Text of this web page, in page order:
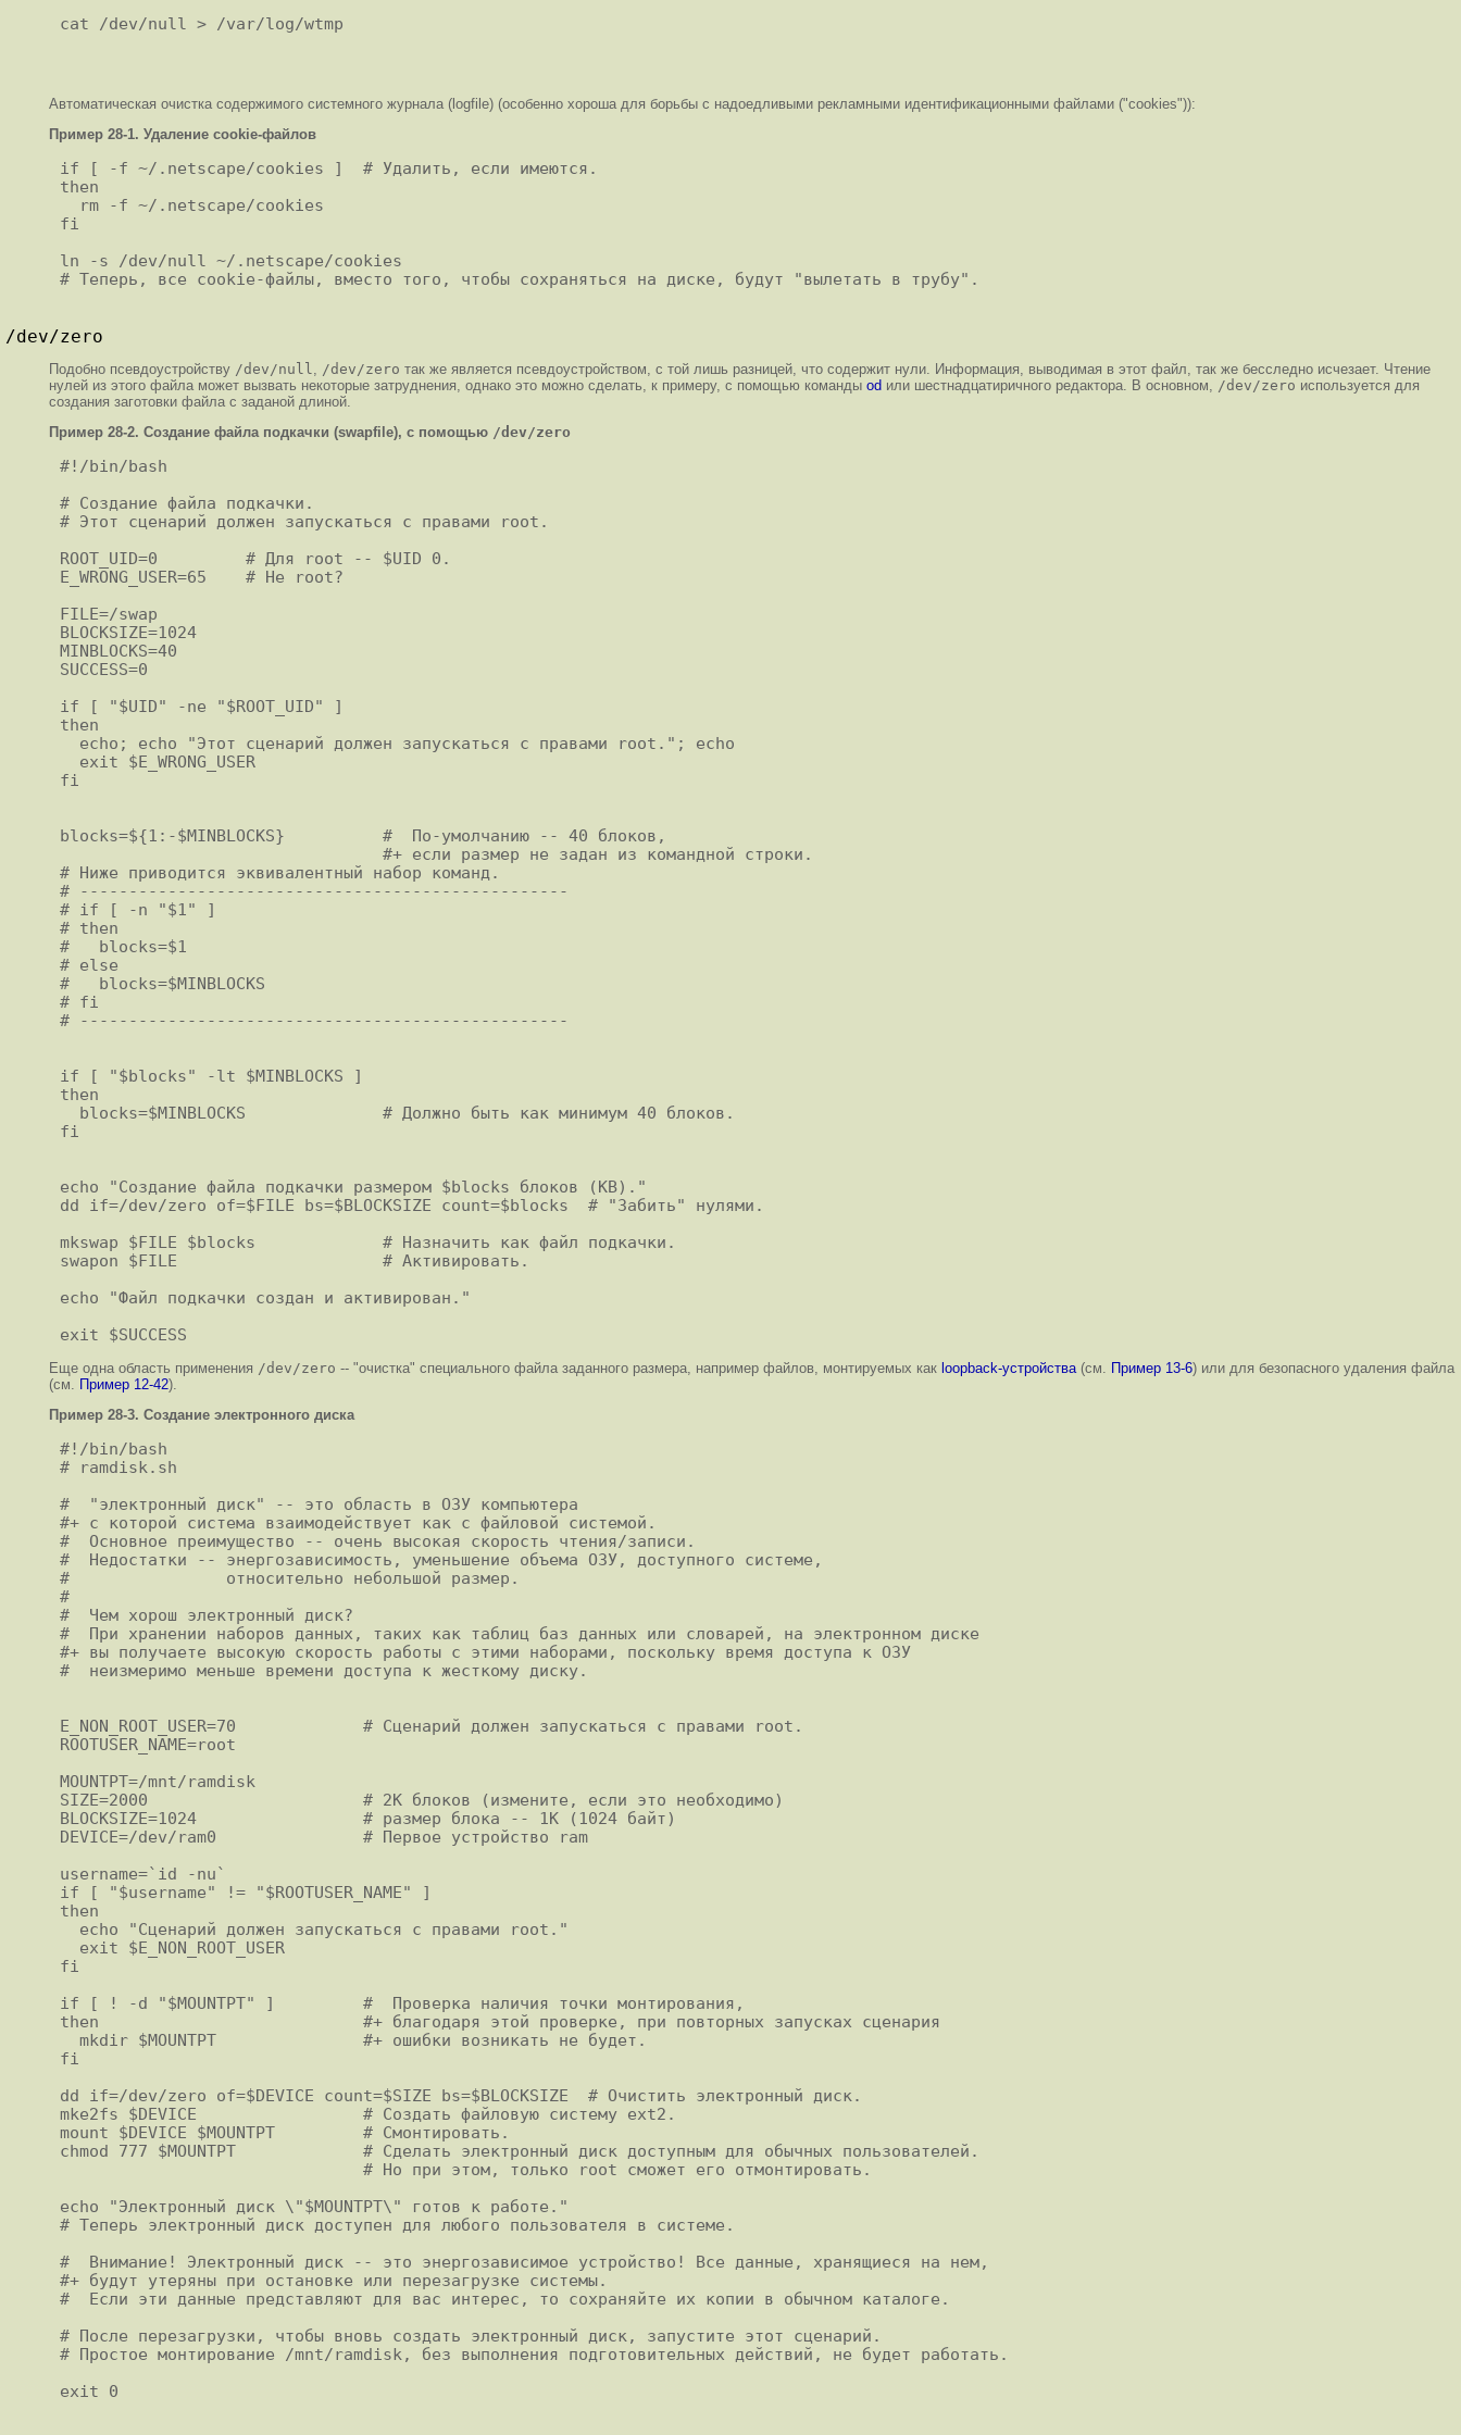
Автоматическая очистка содержимого системного журнала (logfile) (особенно хороша для борьбы с надоедливыми рекламными идентификационными файлами ("cookies")):
Пример 28-1. Удаление cookie-файлов
if [ -f ~/.netscape/cookies ]  # Удалить, если имеются.
then
fi
ln -s /dev/null ~/.netscape/cookies
/dev/zero
Подобно псевдоустройству /dev/null, /dev/zero так же является псевдоустройством, с той лишь разницей, что содержит нули. Информация, выводимая в этот файл, так же бесследно исчезает. Чтение
нулей из этого файла может вызвать некоторые затруднения, однако это можно сделать, к примеру, с помощью команды od или шестнадцатиричного редактора. В основном, /dev/zero используется для
создания заготовки файла с заданой длиной.
Пример 28-2. Создание файла подкачки (swapfile), с помощью /dev/zero
#!/bin/bash
# Создание файла подкачки.
# Этот сценарий должен запускаться с правами root.
ROOT_UID=0         # Для root -- $UID 0.
E_WRONG_USER=65    # Не root?
FILE=/swap
BLOCKSIZE=1024
MINBLOCKS=40
SUCCESS=0
if [ "$UID" -ne "$ROOT_UID" ]
then
fi
blocks=${1:-$MINBLOCKS}          #  По-умолчанию -- 40 блоков,
# Ниже приводится эквивалентный набор команд.
# --------------------------------------------------
# if [ -n "$1" ]
# then
#   blocks=$1
# else
#   blocks=$MINBLOCKS
# fi
# --------------------------------------------------
if [ "$blocks" -lt $MINBLOCKS ]
then
fi
echo "Создание файла подкачки размером $blocks блоков (KB)."
dd if=/dev/zero of=$FILE bs=$BLOCKSIZE count=$blocks  # "Забить" нулями.
mkswap $FILE $blocks             # Назначить как файл подкачки.
swapon $FILE                     # Активировать.
echo "Файл подкачки создан и активирован."
Еще одна область применения /dev/zero -- "очистка" специального файла заданного размера, например файлов, монтируемых как loopback-устройства (см. Пример 13-6) или для безопасного удаления файла
(см. Пример 12-42).
Пример 28-3. Создание электронного диска
#!/bin/bash
# ramdisk.sh
#  "электронный диск" -- это область в ОЗУ компьютера
#+ с которой система взаимодействует как с файловой системой.
#  Основное преимущество -- очень высокая скорость чтения/записи.
#  Недостатки -- энергозависимость, уменьшение объема ОЗУ, доступного системе,
#                относительно небольшой размер.
#
#  Чем хорош электронный диск?
#  При хранении наборов данных, таких как таблиц баз данных или словарей, на электронном диске
#+ вы получаете высокую скорость работы с этими наборами, поскольку время доступа к ОЗУ
#  неизмеримо меньше времени доступа к жесткому диску.
E_NON_ROOT_USER=70             # Сценарий должен запускаться с правами root.
ROOTUSER_NAME=root
MOUNTPT=/mnt/ramdisk
SIZE=2000                      # 2K блоков (измените, если это необходимо)
BLOCKSIZE=1024                 # размер блока -- 1K (1024 байт)
DEVICE=/dev/ram0               # Первое устройство ram
username=`id -nu`
if [ "$username" != "$ROOTUSER_NAME" ]
then
fi
if [ ! -d "$MOUNTPT" ]         #  Проверка наличия точки монтирования,
then                           #+ благодаря этой проверке, при повторных запусках сценария
fi
dd if=/dev/zero of=$DEVICE count=$SIZE bs=$BLOCKSIZE  # Очистить электронный диск.
mke2fs $DEVICE                 # Создать файловую систему ext2.
mount $DEVICE $MOUNTPT         # Смонтировать.
chmod 777 $MOUNTPT             # Сделать электронный диск доступным для обычных пользователей.
echo "Электронный диск \"$MOUNTPT\" готов к работе."
# Теперь электронный диск доступен для любого пользователя в системе.
#  Внимание! Электронный диск -- это энергозависимое устройство! Все данные, хранящиеся на нем,
#+ будут утеряны при остановке или перезагрузке системы.
#  Если эти данные представляют для вас интерес, то сохраняйте их копии в обычном каталоге.
# После перезагрузки, чтобы вновь создать электронный диск, запустите этот сценарий.
# Простое монтирование /mnt/ramdisk, без выполнения подготовительных действий, не будет работать.